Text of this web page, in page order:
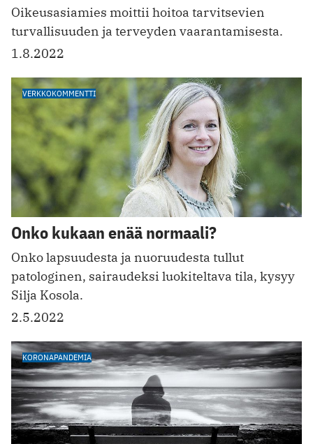
Oikeusasiamies moittii hoitoa tarvitsevien
turvallisuuden ja terveyden vaarantamisesta.
1.8.2022
VERKKOKOMMENTTI
Onko kukaan enää normaali?
Onko lapsuudesta ja nuoruudesta tullut
patologinen, sairaudeksi luokiteltava tila, kysyy
Silja Kosola.
2.5.2022
KORONAPANDEMIA